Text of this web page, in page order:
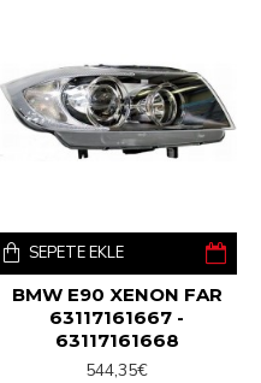
BMW E90 XENON FAR
63117161667 -
63117161668
544,35€
SEPETE EKLE